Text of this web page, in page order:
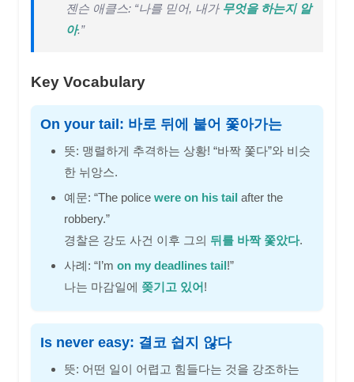
젠슨 애클스: “나를 믿어, 내가 무엇을 하는지 알
아.”
Key Vocabulary
On your tail: 바로 뒤에 붙어 쫓아가는
뜻: 맹렬하게 추격하는 상황! “바짝 쫓다”와 비슷
한 뉘앙스.
예문: “The police were on his tail after the
robbery.”
경찰은 강도 사건 이후 그의 뒤를 바짝 쫓았다.
사례: “I’m on my deadlines tail!”
나는 마감일에 쫒기고 있어!
Is never easy: 결코 쉽지 않다
뜻: 어떤 일이 어렵고 힘들다는 것을 강조하는